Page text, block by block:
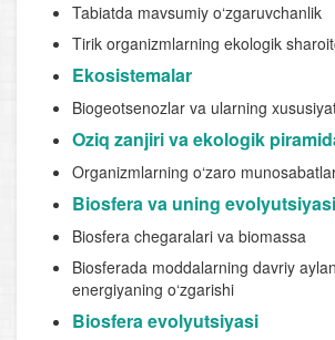
Tabiatda mavsumiy o‘zgaruvchanlik
Tirik organizmlarning ekologik
Ekosistemalar
Biogeotsenozlar va ularning
Oziq zanjiri va ekologik
Organizmlarning o‘zaro
Biosfera va uning evolyutsiyasi
Biosfera chegaralari va biomassa
Biosferada moddalarning davriy
energiyaning o‘zgarishi
Biosfera evolyutsiyasi